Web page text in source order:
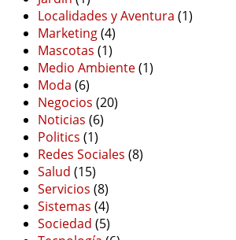
Localidades y Aventura (1)
Marketing(4)
Mascotas (1)
Medio Ambiente(1)
Moda (6)
Negocios (20)
Noticias (6)
Politics (1)
Redes Sociales (8)
Salud (15)
Servicios (8)
Sistemas (4)
Sociedad (5)